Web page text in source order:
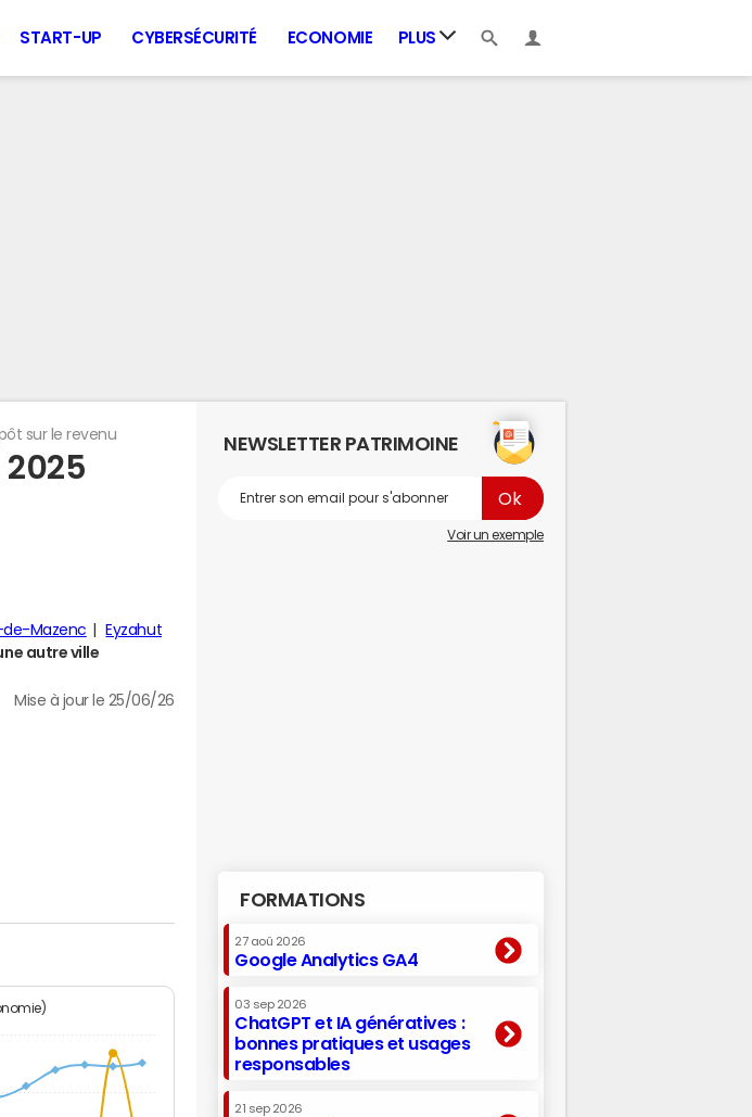
START-UP CYBERSÉCURITÉ ECONOMIE PLUS
sur le revenu
de-Mazenc
Eyzahut
autre ville
Mise à jour le 25/06/26
NEWSLETTER PATRIMOINE
Voir un exemple
FORMATIONS
27 aoû 2026
Google Analytics GA4
03 sep 2026
ChatGPT et IA génératives :
bonnes pratiques et usages
responsables
21 sep 2026